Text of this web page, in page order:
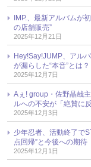
IMP.、最新アルバムが
の店舗販売”
2025年12月21日
Hey!Say!JUMP、アル
が漏らした“本音”とは？
2025年12月7日
Aぇ! group・佐野晶哉
ルへの不安が「絶賛に
2025年12月3日
少年忍者、活動終了で
点回帰”と今後への期待
2025年12月1日